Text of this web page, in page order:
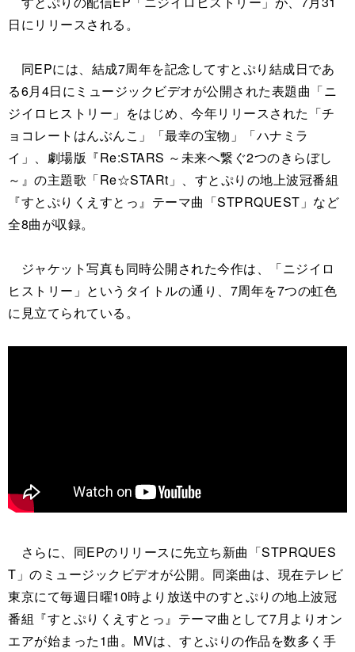
日にリリースされる。
同EPには、結成7周年を記念してすとぷり結成日であ
る6月4日にミュージックビデオが公開された表題曲「ニ
ジイロヒストリー」をはじめ、今年リリースされた「チ
ョコレートはんぶんこ」「最幸の宝物」「ハナミラ
イ」、劇場版『Re:STARS ～未来へ繋ぐ2つのきらぼし
～』の主題歌「Re☆STARt」、すとぷりの地上波冠番組
『すとぷりくえすとっ』テーマ曲「STPRQUEST」など
全8曲が収録。
ジャケット写真も同時公開された今作は、「ニジイロ
ヒストリー」というタイトルの通り、7周年を7つの虹色
に見立てられている。
さらに、同EPのリリースに先立ち新曲「STPRQUES
T」のミュージックビデオが公開。同楽曲は、現在テレビ
東京にて毎週日曜10時より放送中のすとぷりの地上波冠
番組『すとぷりくえすとっ』テーマ曲として7月よりオン
エアが始まった1曲。MVは、すとぷりの作品を数多く手